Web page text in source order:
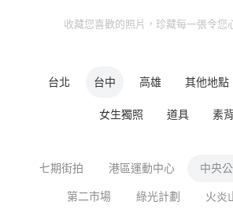
收藏您喜歡的照片，珍藏每一張令您
台北 台中 高雄 其他地點
女生獨照 道具 素
七期街拍 港區運動中心 中央
第二市場 綠光計劃 火炎